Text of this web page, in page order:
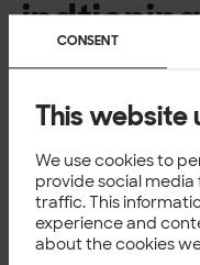
CONSENT
This website
We use cookies to
provide social
traffic. This
experience and
about the cookies
data
forskellige formål.
af de adspurgte.
kommer ind som den
data, idet 80 % af de
Tæt efter følger målet
kundeoplevelsen, et